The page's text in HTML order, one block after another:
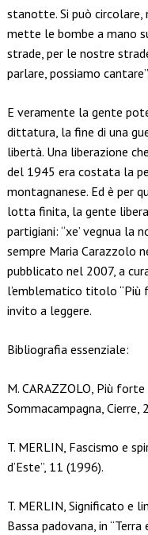
stanotte. Si può circolare,
mette le bombe a mano
strade, per le nostre
parlare, possiamo cantare”.
E veramente la gente
dittatura, la fine di una
libertà. Una liberazione
del 1945 era costata la
montagnanese. Ed è per
lotta finita, la gente
partigiani: “xe’ vegnua la
sempre Maria Carazzolo
pubblicato nel 2007, a
l’emblematico titolo “Più
invito a leggere.
Bibliografia essenziale:
M. CARAZZOLO, Più
Sommacampagna, Cierre,
T. MERLIN, Fascismo e
d’Este”, 11 (1996).
T. MERLIN, Significato e
Bassa padovana, in